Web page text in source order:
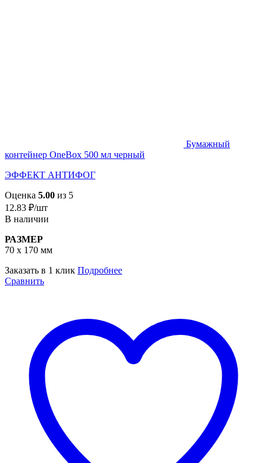
Бумажный
контейнер OneBox 500 мл черный
ЭФФЕКТ АНТИФОГ
Оценка 5.00 из 5
12.83 ₽/шт
В наличии
РАЗМЕР
70 х 170 мм
Заказать в 1 клик Подробнее
Сравнить